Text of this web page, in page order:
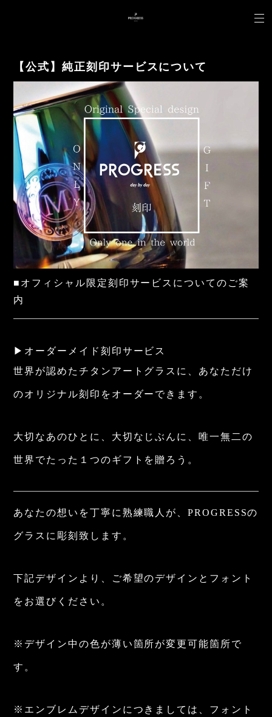
【公式】純正刻印サービスについて
■オフィシャル限定刻印サービスについてのご案
内
▶オーダーメイド刻印サービス
世界が認めたチタンアートグラスに、あなただけ
のオリジナル刻印をオーダーできます。
大切なあのひとに、大切なじぶんに、唯一無二の
世界でたった１つのギフトを贈ろう。
あなたの想いを丁寧に熟練職人が、PROGRESSの
グラスに彫刻致します。
下記デザインより、ご希望のデザインとフォント
をお選びください。
※デザイン中の色が薄い箇所が変更可能箇所で
す。
※エンブレムデザインにつきましては、フォント